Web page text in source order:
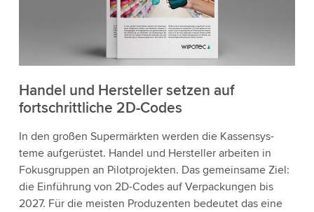
Handel und Hersteller setzen auf
fortschrittliche 2D-Codes
In den großen Supermärkten werden die Kassensys­
teme aufgerüstet. Handel und Hersteller arbeiten in
Fokusgruppen an Pilotprojekten. Das gemeinsame Ziel:
die Einführung von 2D­-Codes auf Verpackungen bis
2027. Für die meisten Produzenten bedeutet das eine